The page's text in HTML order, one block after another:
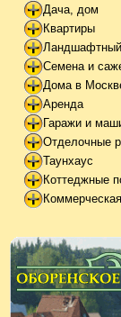
Дача, дом
Квартиры
Семена и
Дома в
Аренда
Гаражи и
Отделочные
Таунхаус
Коттеджные